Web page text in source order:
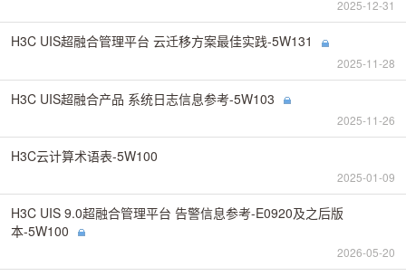
2025-12-31
H3C UIS超融合管理平台 云迁移方案最佳实践-5W131
2025-11-28
H3C UIS超融合产品 系统日志信息参考-5W103
2025-11-26
H3C云计算术语表-5W100
2025-01-09
H3C UIS 9.0超融合管理平台 告警信息参考-E0920及之后版
本-5W100
2026-05-20